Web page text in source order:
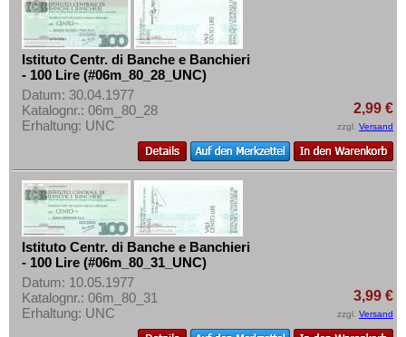
Istituto Centr. di Banche e Banchieri
- 100 Lire (#06m_80_28_UNC)
Datum: 30.04.1977
Katalognr.: 06m_80_28
Erhaltung: UNC
2,99 €
zzgl. Versand
Istituto Centr. di Banche e Banchieri
- 100 Lire (#06m_80_31_UNC)
Datum: 10.05.1977
Katalognr.: 06m_80_31
Erhaltung: UNC
3,99 €
zzgl. Versand